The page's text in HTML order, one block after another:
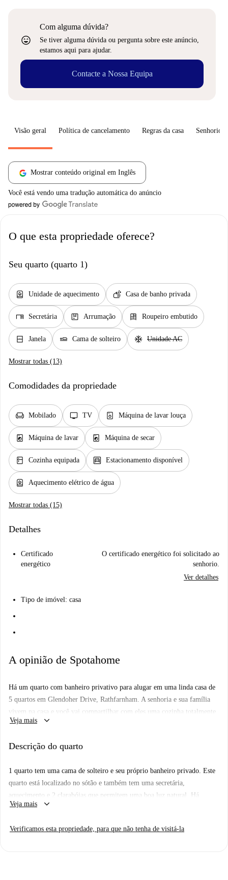
sentiment_very_satisfied
Com alguma dúvida?
Se tiver alguma dúvida ou pergunta sobre este anúncio,
estamos aqui para ajudar.
Contacte a Nossa Equipa
Visão geral Política de cancelamento Regras da casa Senhorio
Mostrar conteúdo original em Inglês
Você está vendo uma tradução automática do anúncio
O que esta propriedade oferece?
Seu quarto (quarto 1)
water_heater Unidade de aquecimento soap Casa de banho privada
desk Secretária package Arrumação dresser Roupeiro embutido
window_closed Janela airline_seat_flat Cama de solteiro ac_unit Unidade AC
Mostrar todas (13)
Comodidades da propriedade
chair Mobilado tv TV dishwasher_gen Máquina de lavar louça
local_laundry_service Máquina de lavar local_laundry_service Máquina de secar
kitchen Cozinha equipada garage Estacionamento disponível
water_heater Aquecimento elétrico de água
Mostrar todas (15)
Detalhes
Certificado
energético
O certificado energético foi solicitado ao
senhorio.
Ver detalhes
Tipo de imóvel: casa
A opinião de Spotahome
Há um quarto com banheiro privativo para alugar em uma linda casa de
5 quartos em Glendoher Drive, Rathfarnham. A senhoria e sua família
vivem na casa e você vai compartilhar com eles uma cozinha totalmente
equipada que se abre para um lindo jardim.
de ônibus do centro da cidade de Dublin. O belo Parque Marlay fica a
supermercado e um pub a uma curta caminhada.
Veja mais keyboard_arrow_down
Descrição do quarto
1 quarto tem uma cama de solteiro e seu próprio banheiro privado. Este
quarto está localizado no sótão e também tem uma secretária,
aquecimento e 2 clarabóias que permitem uma boa luz natural. Há
apenas um pequeno armário para armazenar seus itens pessoais, mas você
Veja mais keyboard_arrow_down
Verificamos esta propriedade, para que não tenha de visitá-la